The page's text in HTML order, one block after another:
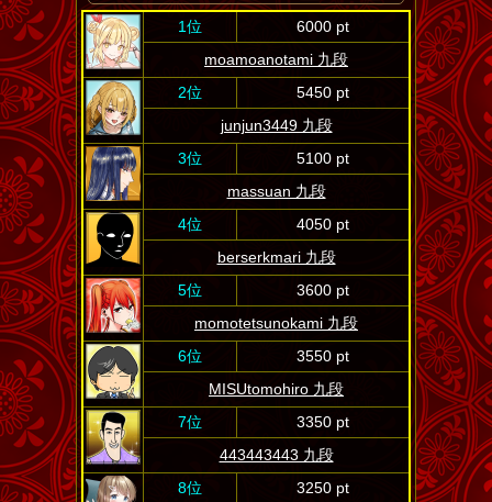
1位
6000 pt
moamoanotami 九段
2位
5450 pt
junjun3449 九段
3位
5100 pt
massuan 九段
4位
4050 pt
berserkmari 九段
5位
3600 pt
momotetsunokami 九段
6位
3550 pt
MISUtomohiro 九段
7位
3350 pt
443443443 九段
8位
3250 pt